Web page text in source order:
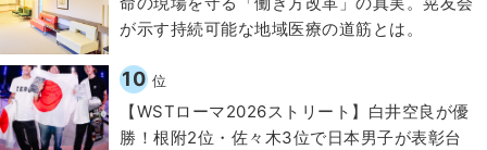
が示す持続可能な地域医療の道筋とは。
10 位
【WSTローマ2026ストリート】白井空良が優
勝！根附2位・佐々木3位で日本男子が表彰台